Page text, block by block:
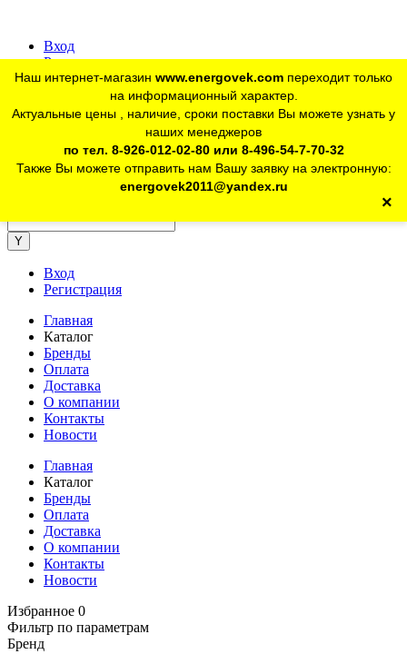
Вход
Регистрация
Для юр. лиц:+7 (926) 012-02-80
telegram Розничный магазин:+7 (925) 902-46-10
Наш интернет-магазин www.energovek.com переходит только
на информационный характер.
Актуальные цены , наличие, сроки поставки Вы можете узнать у
наших менеджеров
по тел. 8-926-012-02-80 или 8-496-54-7-70-32
Также Вы можете отправить нам Вашу заявку на электронную:
energovek2011@yandex.ru
×
Вход
Регистрация
Главная
Каталог
Бренды
Оплата
Доставка
О компании
Контакты
Новости
Главная
Каталог
Бренды
Оплата
Доставка
О компании
Контакты
Новости
Избранное 0
Фильтр по параметрам
Бренд